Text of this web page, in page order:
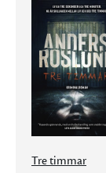
Tre timmar